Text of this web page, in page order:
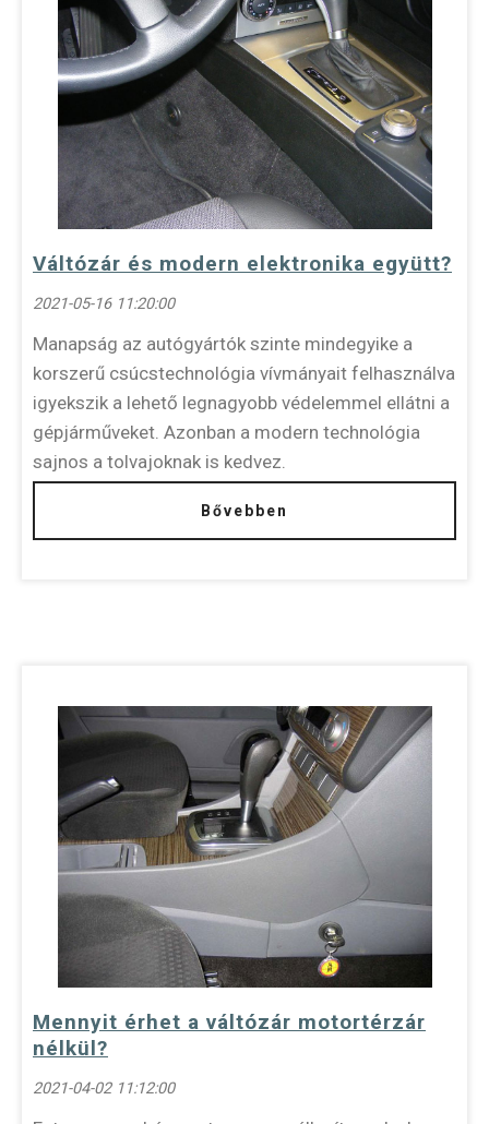
Váltózár és modern elektronika együtt?
2021-05-16 11:20:00
Manapság az autógyártók szinte mindegyike a
korszerű csúcstechnológia vívmányait felhasználva
igyekszik a lehető legnagyobb védelemmel ellátni a
gépjárműveket. Azonban a modern technológia
sajnos a tolvajoknak is kedvez.
Bővebben
Mennyit érhet a váltózár motortérzár
nélkül?
2021-04-02 11:12:00